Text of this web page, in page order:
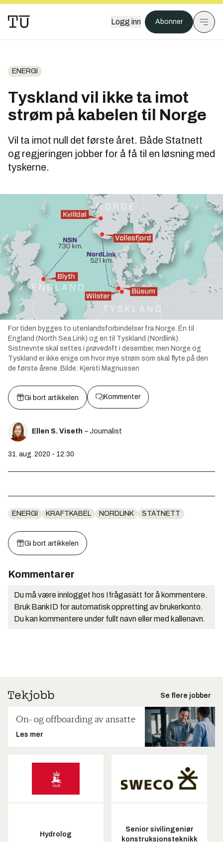
Logg inn Abonner
ENERGI
Tyskland vil ikke ta imot
strøm på kabelen til Norge
Vil ta imot null det første året. Både Statnett
og regjeringen jobber for å få til en løsning med
tyskerne.
For tiden bygges to utenlandsforbindelser fra Norge. Én til
England (North Sea Link) og en til Tyskland (Nordlink).
Sistnevnte skal settes i prøvedrift i desember, men Norge og
Tyskland er ikke enige om hvor mye strøm som skal flyte på den
de første årene. Bilde: Kjersti Magnussen
Gi bort artikkelen Kommenter
Ellen S. Viseth – Journalist
31. aug. 2020 - 12:30
ENERGI KRAFTKABEL NORDLINK STATNETT
Gi bort artikkelen
Kommentarer
Du må være innlogget hos Ifrågasätt for å kommentere.
Bruk BankID for automatisk oppretting av brukerkonto.
Du kan kommentere under fullt navn eller med kallenavn.
Se flere jobber
On- og offboarding av ansatte
Les mer
Hydrolog
Senior sivilingeniør
konstruksjonsteknikk